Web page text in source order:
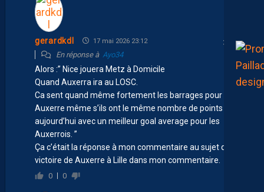
gerardkdl 17 mai 2026 23:12
En réponse à Ayo34
Alors :” Nice jouera Metz à Domicile
Quand Auxerra ira au LOSC.
Ca sent quand même fortement les barrages pour
Auxerre même s’ils ont le même nombre de points
aujourd’hui avec un meilleur goal average pour les
Auxerrois. ”
Ça c’était la réponse à mon commentaire au sujet de la
victoire de Auxerre à Lille dans mon commentaire.
0 0